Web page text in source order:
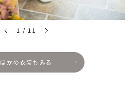
1 / 11
ほかの衣装もみる